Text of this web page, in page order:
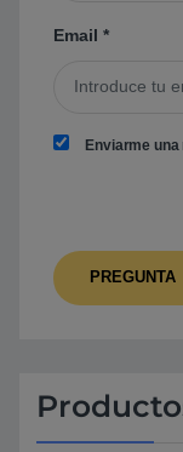
Email *
Enviarme